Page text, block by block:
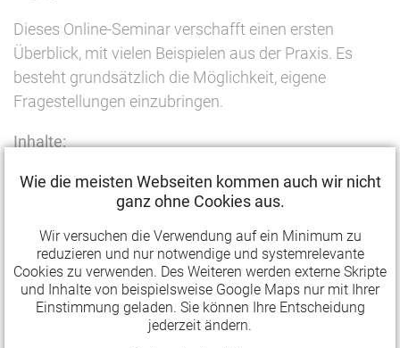
Dieses Online-Seminar verschafft einen ersten
Überblick, mit vielen Beispielen aus der Praxis. Es
besteht grundsätzlich die Möglichkeit, eigene
Fragestellungen einzubringen.
Inhalte:
und Persönlichkeitsrechte: Verstöße und Folgen,
Rechtsfragen der Selbst- und Fremddarstellung im
Netz, Kommunikation und Miteinander: Wo sind die
Grenzen (überschritten)?, Manipulation erkennen –
Belästigungen begegnen,
Datenschutz/Datensicherheit, Haftung & Sanktionen,
Aufsichtspflicht, Jugendschutz, aktuelle
Wie die meisten Webseiten kommen auch wir nicht
ganz ohne Cookies aus.
Wir versuchen die Verwendung auf ein Minimum zu
reduzieren und nur notwendige und systemrelevante
Cookies zu verwenden. Des Weiteren werden externe Skripte
und Inhalte von beispielsweise Google Maps nur mit Ihrer
Einstimmung geladen. Sie können Ihre Entscheidung
jederzeit ändern.